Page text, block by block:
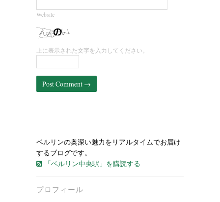
Website
上に表示された文字を入力してください。
ベルリンの奥深い魅力をリアルタイムでお届け
するブログです。
「ベルリン中央駅」を購読する
プロフィール